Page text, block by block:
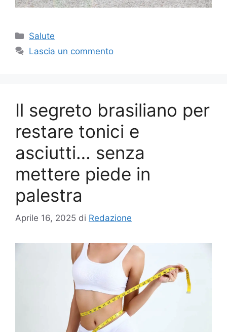
Categorie
Salute
Lascia un commento
Il segreto brasiliano per
restare tonici e
asciutti… senza
mettere piede in
palestra
Aprile 16, 2025 di Redazione